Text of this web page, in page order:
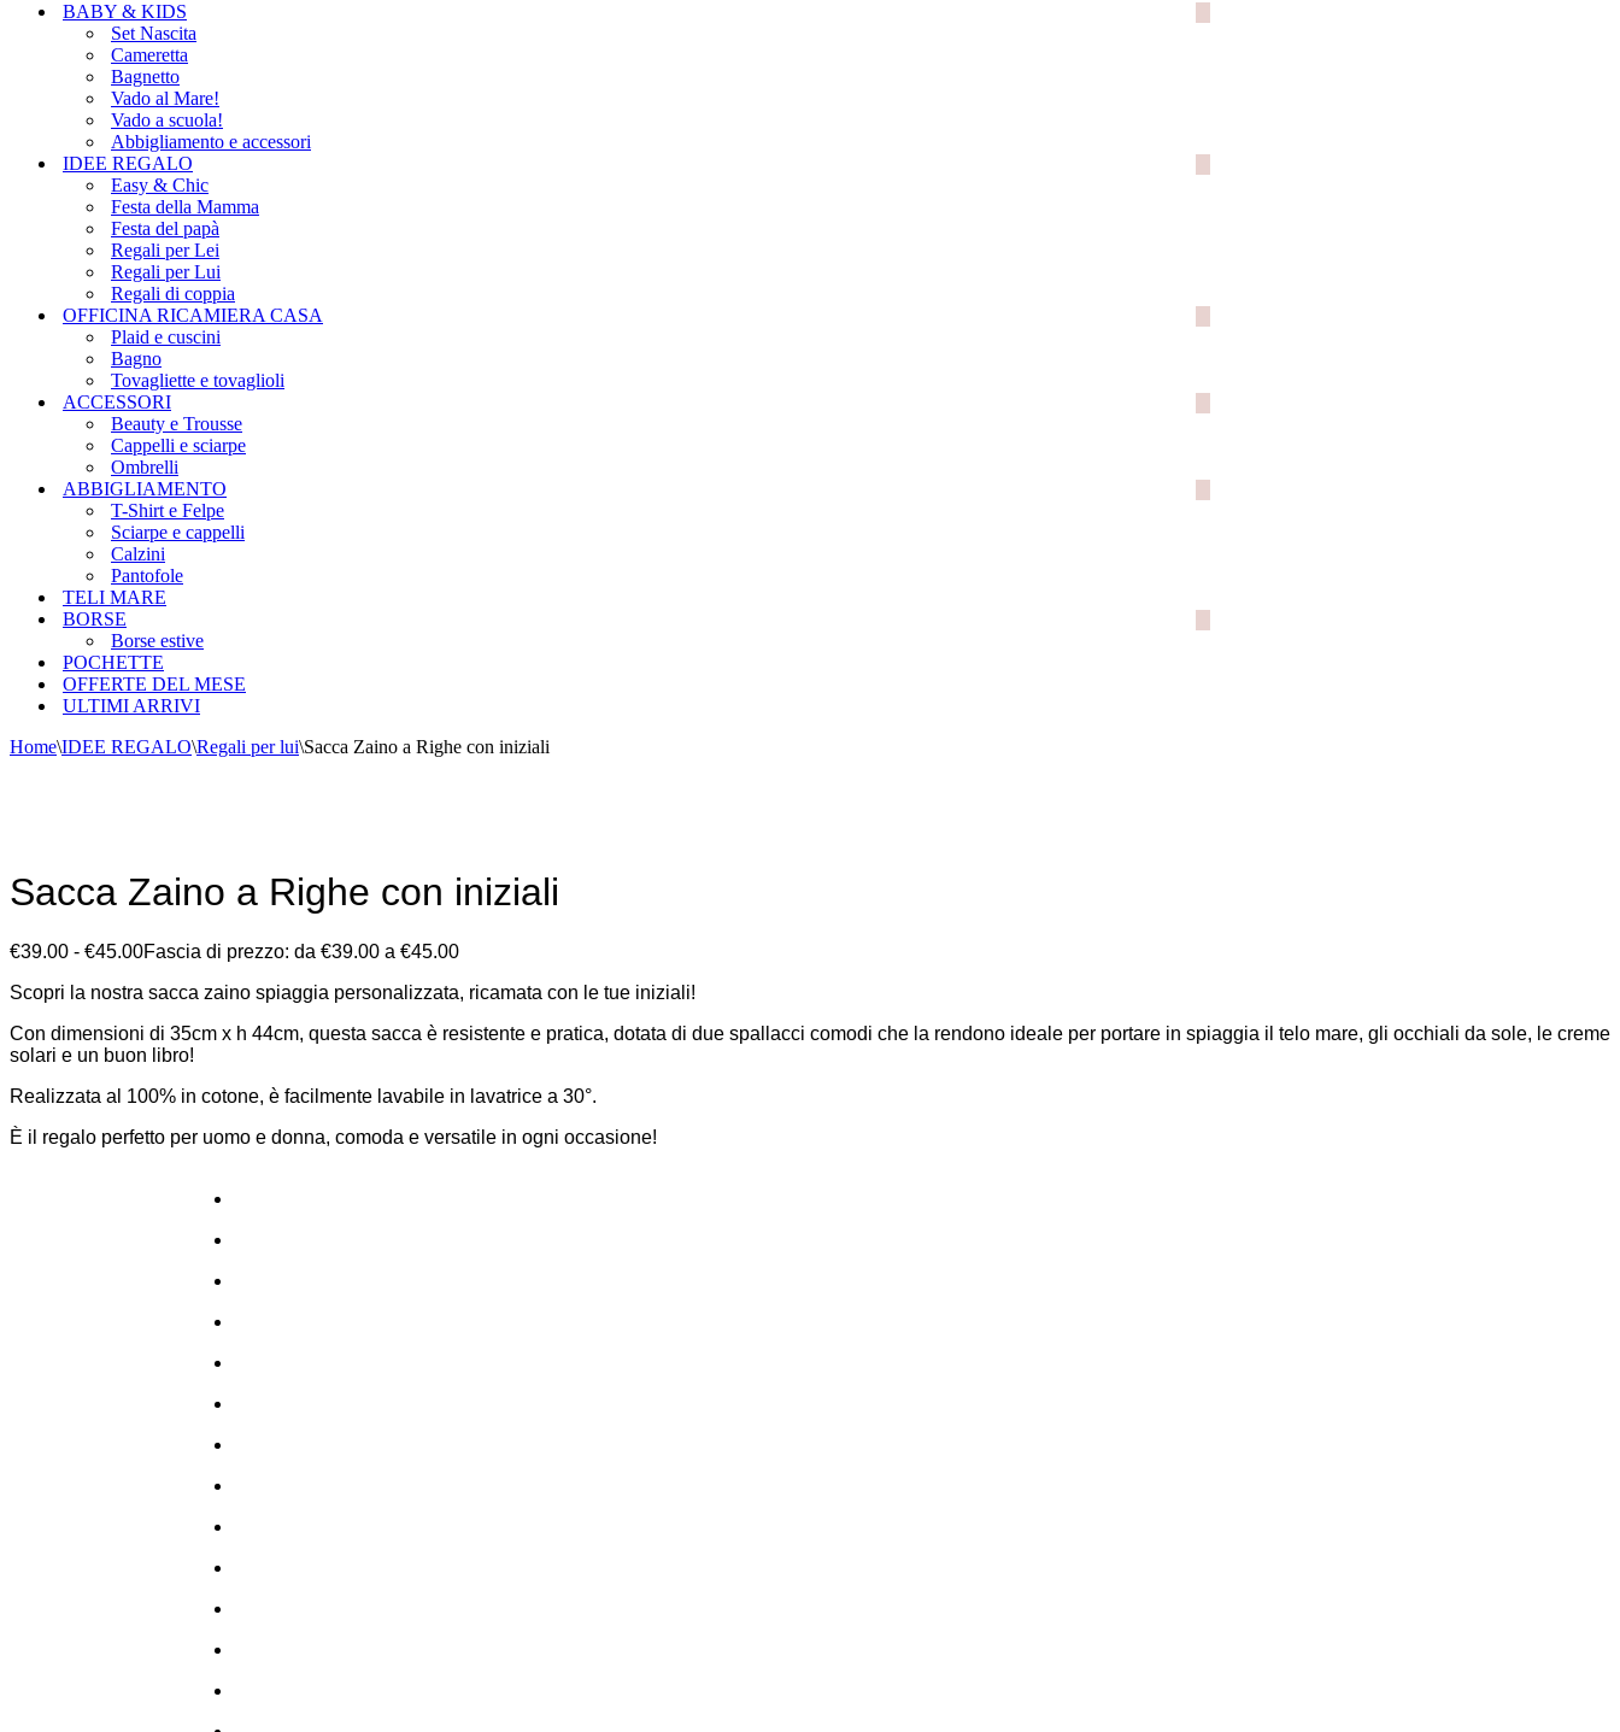
BABY & KIDS
Set Nascita
Cameretta
Bagnetto
Vado al Mare!
Vado a scuola!
Abbigliamento e accessori
IDEE REGALO
Easy & Chic
Festa della Mamma
Festa del papà
Regali per Lei
Regali per Lui
Regali di coppia
OFFICINA RICAMIERA CASA
Plaid e cuscini
Bagno
Tovagliette e tovaglioli
ACCESSORI
Beauty e Trousse
Cappelli e sciarpe
Ombrelli
ABBIGLIAMENTO
T-Shirt e Felpe
Sciarpe e cappelli
Calzini
Pantofole
TELI MARE
BORSE
Borse estive
POCHETTE
OFFERTE DEL MESE
ULTIMI ARRIVI
Home\IDEE REGALO\Regali per lui\Sacca Zaino a Righe con iniziali
Sacca Zaino a Righe con iniziali
€39.00 - €45.00Fascia di prezzo: da €39.00 a €45.00
Scopri la nostra sacca zaino spiaggia personalizzata, ricamata con le tue iniziali!
Con dimensioni di 35cm x h 44cm, questa sacca è resistente e pratica, dotata di due spallacci comodi che la rendono ideale per portare in spiaggia il telo mare, gli occhiali da sole, le creme
solari e un buon libro!
Realizzata al 100% in cotone, è facilmente lavabile in lavatrice a 30°.
È il regalo perfetto per uomo e donna, comoda e versatile in ogni occasione!